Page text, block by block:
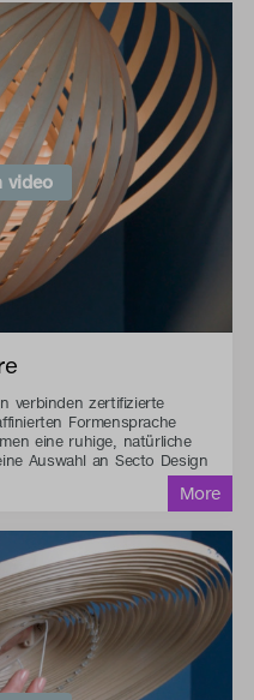
video
verbinden zertifizierte
Formensprache
eine ruhige, natürliche
Auswahl an Secto Design